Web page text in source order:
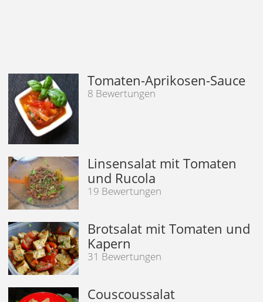
Tomaten-Aprikosen-Sauce
8 Bewertungen
Linsensalat mit Tomaten
und Rucola
19 Bewertungen
Brotsalat mit Tomaten und
Kapern
31 Bewertungen
Couscoussalat